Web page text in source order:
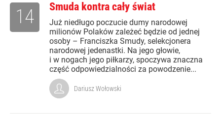
Smuda kontra cały świat
Już niedługo poczucie dumy narodowej
milionów Polaków zależeć będzie od jednej
osoby – Franciszka Smudy, selekcjonera
narodowej jedenastki. Na jego głowie,
i w nogach jego piłkarzy, spoczywa znaczna
część odpowiedzialności za powodzenie...
14
Dariusz Wołowski